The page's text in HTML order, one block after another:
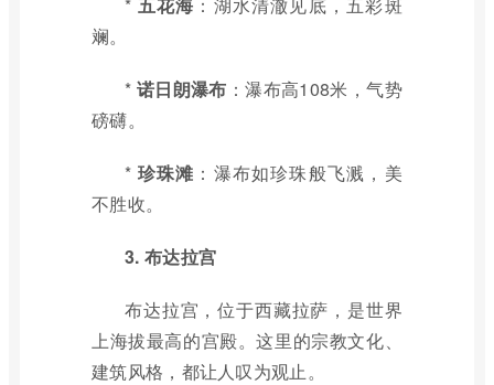
斓。
* 诺日朗瀑布 ：瀑布高108米，气势
磅礴。
* 珍珠滩 ：瀑布如珍珠般飞溅，美
不胜收。
3. 布达拉宫
布达拉宫，位于西藏拉萨，是世界
上海拔最高的宫殿。这里的宗教文化、
建筑风格，都让人叹为观止。